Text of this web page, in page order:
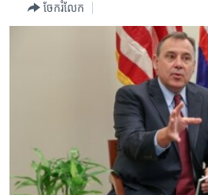
រំលង​
កម្ពុជាច្នៃប្រតិដ្ឋ
Khmer English
ចែករំលែក